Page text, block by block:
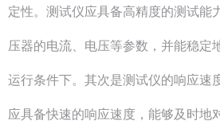
定性。测试仪应具备高精度的测试能
压器的电流、电压等参数，并能稳定
运行条件下。其次是测试仪的响应速
应具备快速的响应速度，能够及时地